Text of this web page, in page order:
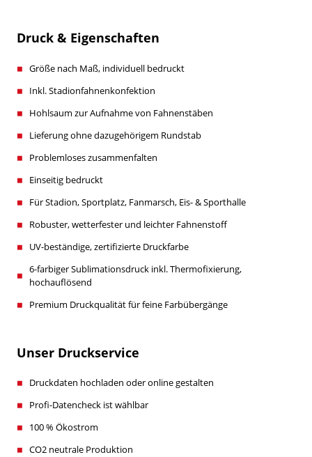
Druck & Eigenschaften
Größe nach Maß, individuell bedruckt
Inkl. Stadionfahnenkonfektion
Hohlsaum zur Aufnahme von Fahnenstäben
Lieferung ohne dazugehörigem Rundstab
Problemloses zusammenfalten
Einseitig bedruckt
Für Stadion, Sportplatz, Fanmarsch, Eis- & Sporthalle
Robuster, wetterfester und leichter Fahnenstoff
UV-beständige, zertifizierte Druckfarbe
6-farbiger Sublimationsdruck inkl. Thermofixierung,
hochauflösend
Premium Druckqualität für feine Farbübergänge
Unser Druckservice
Druckdaten hochladen oder online gestalten
Profi-Datencheck ist wählbar
100 % Ökostrom
CO2 neutrale Produktion